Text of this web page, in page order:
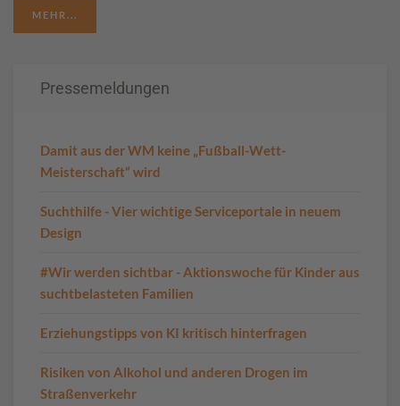
MEHR...
Pressemeldungen
Damit aus der WM keine „Fußball-Wett-
Meisterschaft“ wird
Suchthilfe - Vier wichtige Serviceportale in neuem
Design
#Wir werden sichtbar - Aktionswoche für Kinder aus
suchtbelasteten Familien
Erziehungstipps von KI kritisch hinterfragen
Risiken von Alkohol und anderen Drogen im
Straßenverkehr